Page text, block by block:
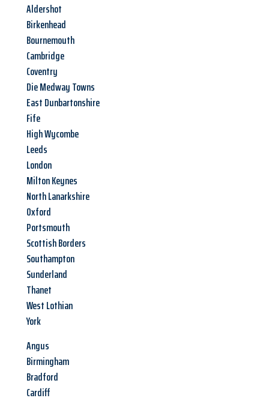
Aldershot
Birkenhead
Bournemouth
Cambridge
Coventry
Die Medway Towns
East Dunbartonshire
Fife
High Wycombe
Leeds
London
Milton Keynes
North Lanarkshire
Oxford
Portsmouth
Scottish Borders
Southampton
Sunderland
Thanet
West Lothian
York
Angus
Birmingham
Bradford
Cardiff